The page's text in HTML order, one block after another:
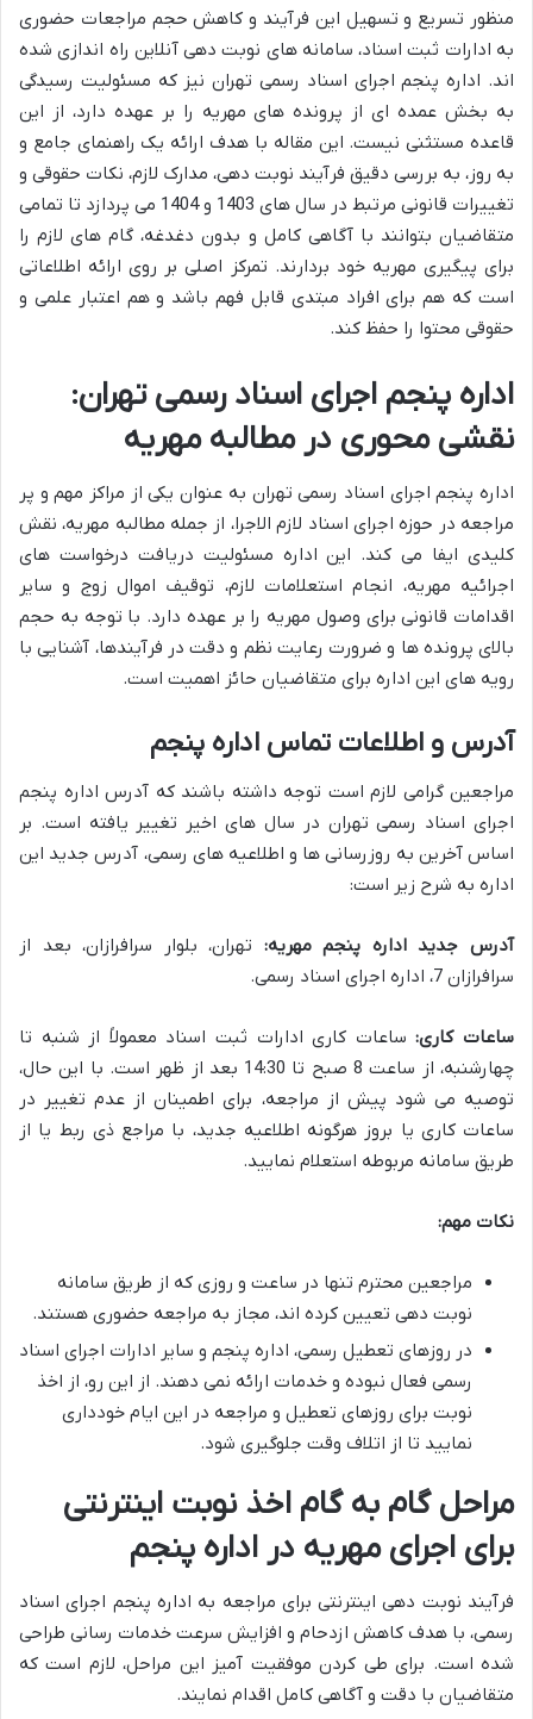
منظور تسریع و تسهیل این فرآیند و کاهش حجم مراجعات حضوری
به ادارات ثبت اسناد، سامانه های نوبت دهی آنلاین راه اندازی شده
اند. اداره پنجم اجرای اسناد رسمی تهران نیز که مسئولیت رسیدگی
به بخش عمده ای از پرونده های مهریه را بر عهده دارد، از این
قاعده مستثنی نیست. این مقاله با هدف ارائه یک راهنمای جامع و
به روز، به بررسی دقیق فرآیند نوبت دهی، مدارک لازم، نکات حقوقی و
تغییرات قانونی مرتبط در سال های 1403 و 1404 می پردازد تا تمامی
متقاضیان بتوانند با آگاهی کامل و بدون دغدغه، گام های لازم را
برای پیگیری مهریه خود بردارند. تمرکز اصلی بر روی ارائه اطلاعاتی
است که هم برای افراد مبتدی قابل فهم باشد و هم اعتبار علمی و
حقوقی محتوا را حفظ کند.
اداره پنجم اجرای اسناد رسمی تهران:
نقشی محوری در مطالبه مهریه
اداره پنجم اجرای اسناد رسمی تهران به عنوان یکی از مراکز مهم و پر
مراجعه در حوزه اجرای اسناد لازم الاجرا، از جمله مطالبه مهریه، نقش
کلیدی ایفا می کند. این اداره مسئولیت دریافت درخواست های
اجرائیه مهریه، انجام استعلامات لازم، توقیف اموال زوج و سایر
اقدامات قانونی برای وصول مهریه را بر عهده دارد. با توجه به حجم
بالای پرونده ها و ضرورت رعایت نظم و دقت در فرآیندها، آشنایی با
رویه های این اداره برای متقاضیان حائز اهمیت است.
آدرس و اطلاعات تماس اداره پنجم
مراجعین گرامی لازم است توجه داشته باشند که آدرس اداره پنجم
اجرای اسناد رسمی تهران در سال های اخیر تغییر یافته است. بر
اساس آخرین به روزرسانی ها و اطلاعیه های رسمی، آدرس جدید این
اداره به شرح زیر است:
آدرس جدید اداره پنجم مهریه: تهران، بلوار سرافرازان، بعد از
سرافرازان 7، اداره اجرای اسناد رسمی.
ساعات کاری:ساعات کاری ادارات ثبت اسناد معمولاً از شنبه تا
چهارشنبه، از ساعت 8 صبح تا 14:30 بعد از ظهر است. با این حال،
توصیه می شود پیش از مراجعه، برای اطمینان از عدم تغییر در
ساعات کاری یا بروز هرگونه اطلاعیه جدید، با مراجع ذی ربط یا از
طریق سامانه مربوطه استعلام نمایید.
نکات مهم:
مراجعین محترم تنها در ساعت و روزی که از طریق سامانه
نوبت دهی تعیین کرده اند، مجاز به مراجعه حضوری هستند.
در روزهای تعطیل رسمی، اداره پنجم و سایر ادارات اجرای اسناد
رسمی فعال نبوده و خدمات ارائه نمی دهند. از این رو، از اخذ
نوبت برای روزهای تعطیل و مراجعه در این ایام خودداری
نمایید تا از اتلاف وقت جلوگیری شود.
مراحل گام به گام اخذ نوبت اینترنتی
برای اجرای مهریه در اداره پنجم
فرآیند نوبت دهی اینترنتی برای مراجعه به اداره پنجم اجرای اسناد
رسمی، با هدف کاهش ازدحام و افزایش سرعت خدمات رسانی طراحی
شده است. برای طی کردن موفقیت آمیز این مراحل، لازم است که
متقاضیان با دقت و آگاهی کامل اقدام نمایند.